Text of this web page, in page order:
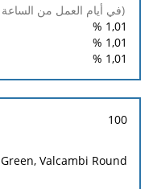
1,01
%
1,01
%
1,01
%
100
Valcambi Round